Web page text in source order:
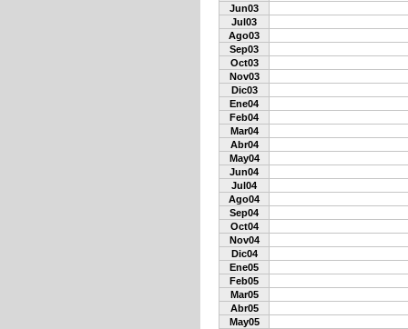
Jun03
Jul03
Ago03
Sep03
Oct03
Nov03
Dic03
Ene04
Feb04
Mar04
Abr04
May04
Jun04
Jul04
Ago04
Sep04
Oct04
Nov04
Dic04
Ene05
Feb05
Mar05
Abr05
May05